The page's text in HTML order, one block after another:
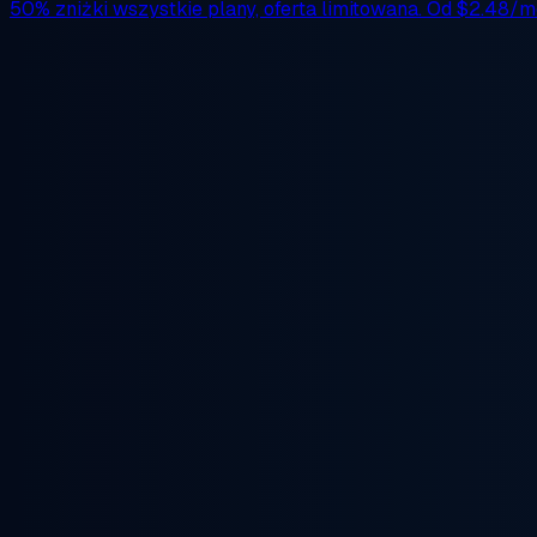
50% zniżki wszystkie plany, oferta limitowana. Od $2.48/